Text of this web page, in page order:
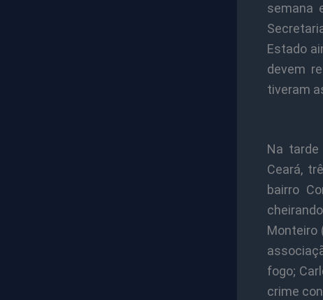
semana
Estado
devem
tiveram
Na
Ceará,
bairro
Monteiro
fogo;
crime